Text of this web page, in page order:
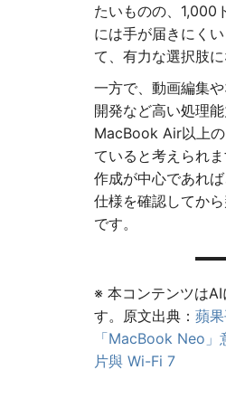
たいものの、1,000
には手が届きにく
て、有力な選択肢
一方で、動画編集
開発など高い処理
MacBook Air以上
ていると考えられ
作成が中心であれ
仕様を確認してか
です。
※ 本コンテンツは
す。原文出典： 蘋
「MacBook Neo
片與 Wi-Fi 7